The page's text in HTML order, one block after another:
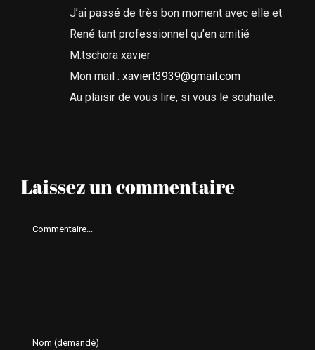
J’ai passé de très bon moment avec elle et
René tant professionnel qu’en amitié
M.tschora xavier
Mon mail : xaviert3939@gmail.com
Au plaisir de vous lire, si vous le souhaite.
Laissez un commentaire
Comment